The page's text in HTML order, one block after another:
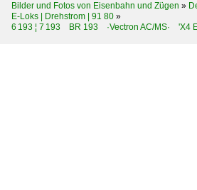
Bilder und Fotos von Eisenbahn und Zügen »
E-Loks | Drehstrom | 91 80 »
6 193 ¦ 7 193 BR 193 ·Vectron AC/MS· 'X4